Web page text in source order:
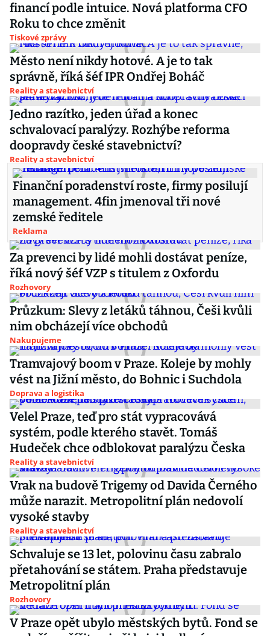
financí podle intuice. Nová platforma CFO
Roku to chce změnit
Tiskové zprávy
Město není nikdy hotové. A je to tak
správně, říká šéf IPR Ondřej Boháč
Reality a stavebnictví
Jedno razítko, jeden úřad a konec
schvalovací paralýzy. Rozhýbe reforma
doopravdy české stavebnictví?
Reality a stavebnictví
Finanční poradenství roste, firmy posilují
management. 4fin jmenoval tři nové
zemské ředitele
Reklama
Za prevenci by lidé mohli dostávat peníze,
říká nový šéf VZP s titulem z Oxfordu
Rozhovory
Průzkum: Slevy z letáků táhnou, Češi kvůli
nim obcházejí více obchodů
Nakupujeme
Tramvajový boom v Praze. Koleje by mohly
vést na Jižní město, do Bohnic i Suchdola
Doprava a logistika
Velel Praze, teď pro stát vypracovává
systém, podle kterého stavět. Tomáš
Hudeček chce odblokovat paralýzu Česka
Reality a stavebnictví
Vrak na budově Trigemy od Davida Černého
může narazit. Metropolitní plán nedovolí
vysoké stavby
Reality a stavebnictví
Schvaluje se 13 let, polovinu času zabralo
přetahování se státem. Praha představuje
Metropolitní plán
Rozhovory
V Praze opět ubylo městských bytů. Fond se